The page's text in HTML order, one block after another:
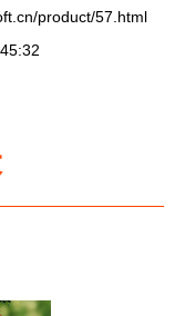
product/57.html